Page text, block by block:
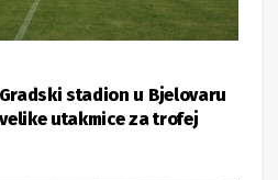
stadion u Bjelovaru
utakmice za trofej